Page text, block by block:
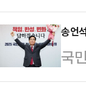
앙
(위
당
표
었
나
공
서
송언
국
지